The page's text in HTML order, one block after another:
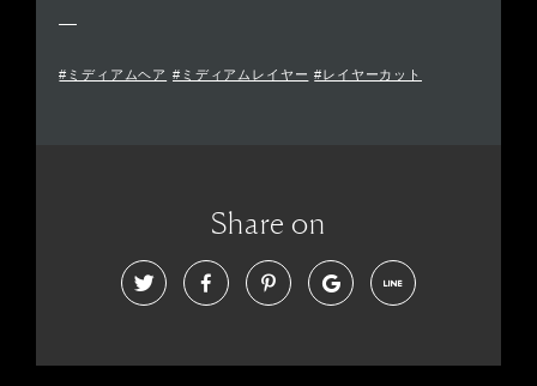
#ミディアムヘア #ミディアムレイヤー #レイヤーカット
Share on